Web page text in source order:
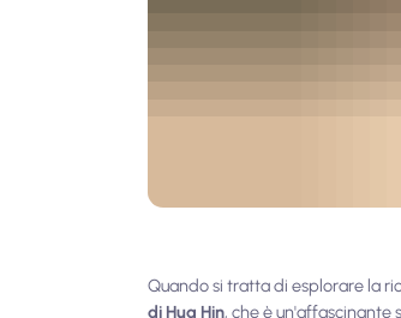
Quando si tratta di esplorare la
di Hua Hin, che è un'affascinante